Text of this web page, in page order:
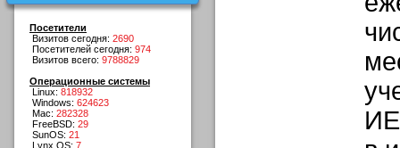
Посетители
Визитов сегодня: 2690
Посетителей сегодня: 974
Визитов всего: 9788829
Операционные системы
Linux: 818932
Windows: 624623
Mac: 282328
FreeBSD: 29
SunOS: 21
Lynx OS: 7